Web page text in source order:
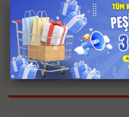
Bilgisi
36 cm
Garanti
Süresi
(Yıl)
2
Garanti
Tipi
Resmi Nehir Garantili